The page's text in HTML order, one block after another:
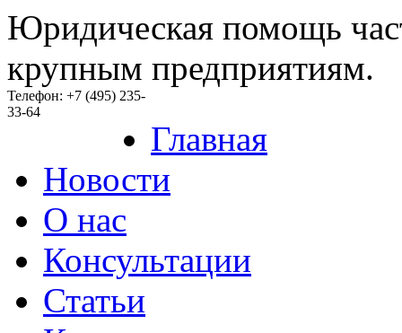
Юридическая помощь
крупным предприятиям.
Телефон: +7 (495) 235-
33-64
Главная
Новости
O нас
Консультации
Статьи